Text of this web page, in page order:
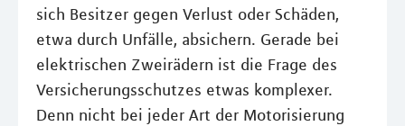
sich Besitzer gegen Verlust oder Schäden,
etwa durch Unfälle, absichern. Gerade bei
elektrischen Zweirädern ist die Frage des
Versicherungsschutzes etwas komplexer.
Denn nicht bei jeder Art der Motorisierung